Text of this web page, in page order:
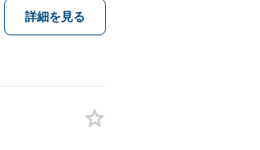
詳細を見る